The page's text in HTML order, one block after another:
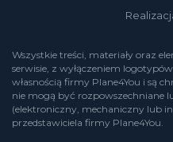
Wszystkie treści, materiały oraz
serwisie, z wyłączeniem
własnością firmy Plane4You i są
nie mogą być rozpowszechniane
(elektroniczny, mechaniczny lub
przedstawiciela firmy Plane4You.